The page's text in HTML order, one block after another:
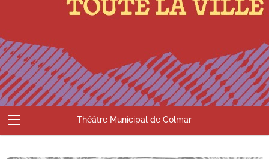
Théâtre Municipal de Colmar